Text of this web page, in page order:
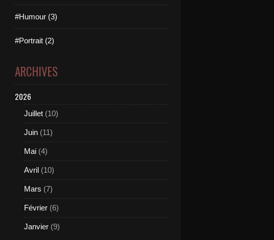
#Humour (3)
#Portrait (2)
ARCHIVES
2026
Juillet (10)
Juin (11)
Mai (4)
Avril (10)
Mars (7)
Février (6)
Janvier (9)